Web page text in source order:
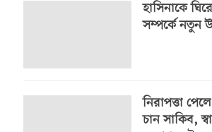
হাসিনাকে
সম্পর্কে নতুন
নিরাপত্তা
চান সাকিব,